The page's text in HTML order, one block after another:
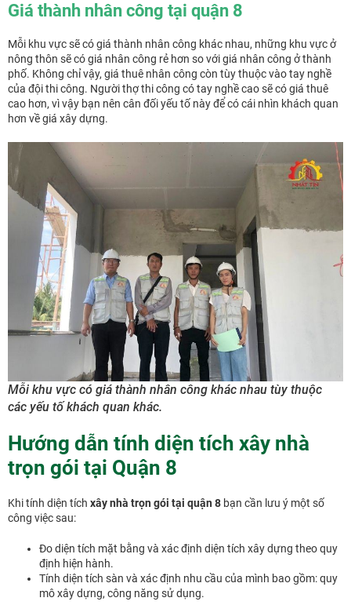
Giá thành nhân công tại quận 8
Mỗi khu vực sẽ có giá thành nhân công khác nhau, những khu vực ở
nông thôn sẽ có giá nhân công rẻ hơn so với giá nhân công ở thành
phố. Không chỉ vậy, giá thuê nhân công còn tùy thuộc vào tay nghề
của đội thi công. Người thợ thi công có tay nghề cao sẽ có giá thuê
cao hơn, vì vậy bạn nên cân đối yếu tố này để có cái nhìn khách quan
hơn về giá xây dựng.
Mỗi khu vực có giá thành nhân công khác nhau tùy thuộc
các yếu tố khách quan khác.
Hướng dẫn tính diện tích xây nhà
trọn gói tại Quận 8
Khi tính diện tích xây nhà trọn gói tại quận 8 bạn cần lưu ý một số
công việc sau:
Đo diện tích mặt bằng và xác định diện tích xây dựng theo quy
định hiện hành.
Tính diện tích sàn và xác định nhu cầu của mình bao gồm: quy
mô xây dựng, công năng sử dụng.